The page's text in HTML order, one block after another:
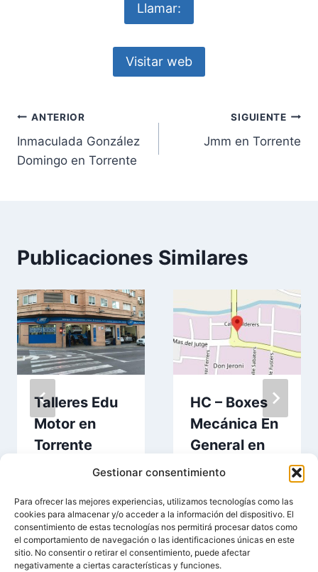
Gestionar consentimiento
Para ofrecer las mejores experiencias, utilizamos tecnologías como las
cookies para almacenar y/o acceder a la información del dispositivo. El
consentimiento de estas tecnologías nos permitirá procesar datos como
el comportamiento de navegación o las identificaciones únicas en este
sitio. No consentir o retirar el consentimiento, puede afectar
negativamente a ciertas características y funciones.
Llamar:
Visitar web
Navegación
de
ANTERIOR
Inmaculada González
Domingo en Torrente
SIGUIENTE
Jmm en Torrente
Publicaciones Similares
Talleres Edu
Motor en
Torrente
HC – Boxes
Mecánica En
General en
Torrente